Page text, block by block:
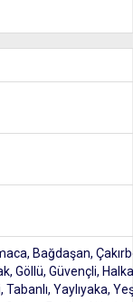
Bağdaşan,
Göllü, Güvençli,
Yaylıyaka,